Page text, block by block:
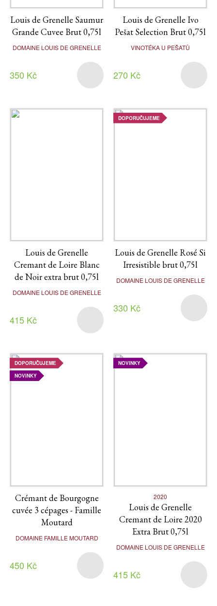
Louis de Grenelle Saumur
Grande Cuvee Brut 0,75l
DOMAINE LOUIS DE GRENELLE
350 Kč
Louis de Grenelle Ivo
Pešat Selection Brut 0,75l
VINOTÉKA U PEŠATŮ
270 Kč
Louis de Grenelle
Cremant de Loire Blanc
de Noir extra brut 0,75l
DOMAINE LOUIS DE GRENELLE
415 Kč
DOPORUČUJEME
Louis de Grenelle Rosé Si
Irresistible brut 0,75l
DOMAINE LOUIS DE GRENELLE
330 Kč
DOPORUČUJEME
NOVINKY
Crémant de Bourgogne
cuvée 3 cépages - Famille
Moutard
DOMAINE FAMILLE MOUTARD
450 Kč
NOVINKY
2020
Louis de Grenelle
Cremant de Loire 2020
Extra Brut 0,75l
DOMAINE LOUIS DE GRENELLE
415 Kč